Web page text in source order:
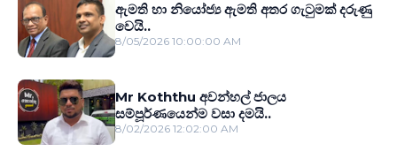
ඇමති හා නියෝජ්‍ය ඇමති අතර ගැටුමක් දරුණු
වෙයි..
8/05/2026 10:00:00 AM
Mr Koththu අවන්හල් ජාලය
සම්පූර්ණයෙන්ම වසා දමයි..
8/02/2026 12:02:00 AM